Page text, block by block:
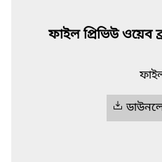
ফাইল প্রিভিউ ওয়েব